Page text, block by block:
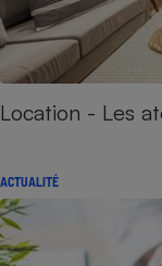
Location - Les
ACTUALITÉ